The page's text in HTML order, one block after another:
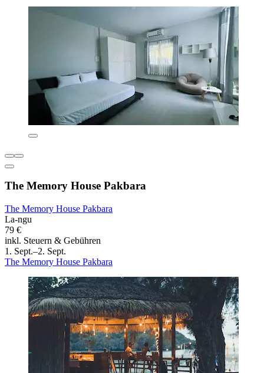
The Memory House Pakbara
The Memory House Pakbara
La-ngu
79 €
inkl. Steuern & Gebühren
1. Sept.–2. Sept.
The Memory House Pakbara